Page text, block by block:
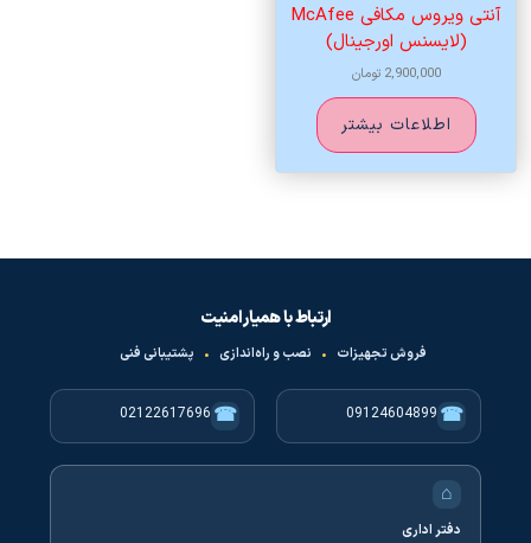
آنتی ویروس مکافی McAfee
(لایسنس اورجینال)
2,900,000 تومان
اطلاعات بیشتر
ارتباط با همیار امنیت
فروش تجهیزات • نصب و راه‌اندازی • پشتیبانی فنی
☎
09124604899
☎
02122617696
⌂
دفتر اداری